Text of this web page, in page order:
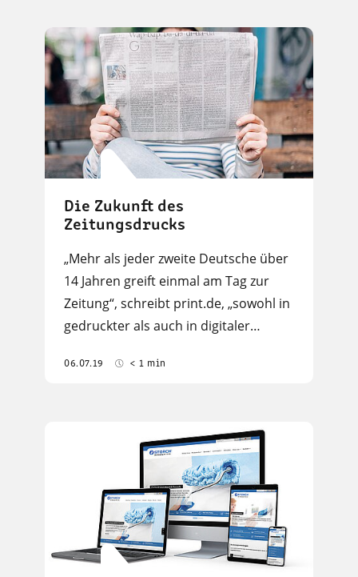
Die Zukunft des
Zeitungsdrucks
„Mehr als jeder zweite Deutsche über
14 Jahren greift einmal am Tag zur
Zeitung“, schreibt print.de, „sowohl in
gedruckter als auch in digitaler…
06.07.19 < 1 min